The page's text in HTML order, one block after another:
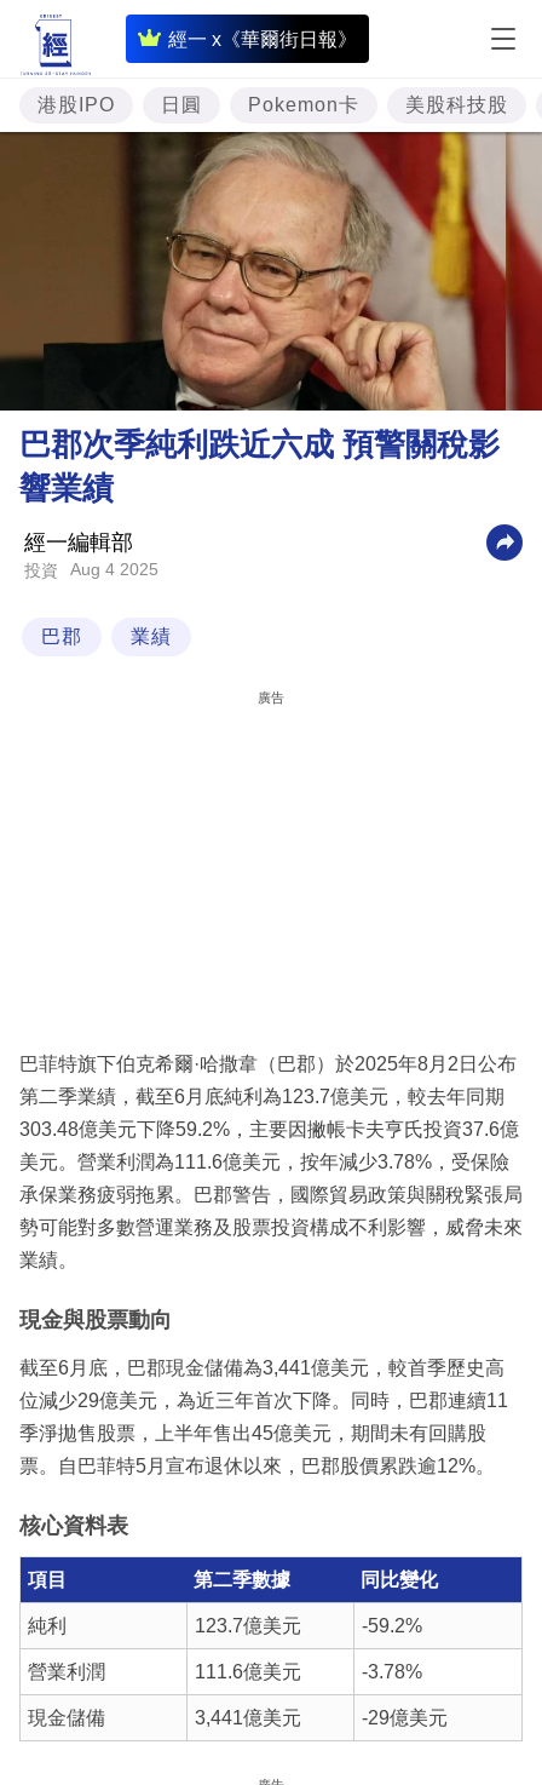
經一 x《華爾街日報》
即
時
財
經
投
資
樓
市
理
財
科
區
港股IPO 日圓 Pokemon卡 美股科技股
巴郡次季純利跌近六成 預警關稅影
響業績
經一編輯部
投資 Aug 4 2025
巴郡 業績
廣告
巴菲特旗下伯克希爾·哈撒韋（巴郡）於2025年8月2日公布
第二季業績，截至6月底純利為123.7億美元，較去年同期
303.48億美元下降59.2%，主要因撇帳卡夫亨氏投資37.6億
美元。營業利潤為111.6億美元，按年減少3.78%，受保險
承保業務疲弱拖累。巴郡警告，國際貿易政策與關稅緊張局
勢可能對多數營運業務及股票投資構成不利影響，威脅未來
業績。
現金與股票動向
截至6月底，巴郡現金儲備為3,441億美元，較首季歷史高
位減少29億美元，為近三年首次下降。同時，巴郡連續11
季淨拋售股票，上半年售出45億美元，期間未有回購股
票。自巴菲特5月宣布退休以來，巴郡股價累跌逾12%。
核心資料表
項目 第二季數據 同比變化
純利 123.7億美元 -59.2%
營業利潤 111.6億美元 -3.78%
現金儲備 3,441億美元 -29億美元